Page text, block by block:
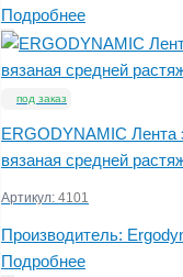
Подробнее
под заказ
ERGODYNAMIC Лента
вязаная средней
Артикул: 4101
Производитель:
Подробнее